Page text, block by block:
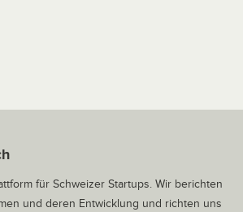
für Schweizer Startups. Wir berichten
und deren Entwicklung und richten uns